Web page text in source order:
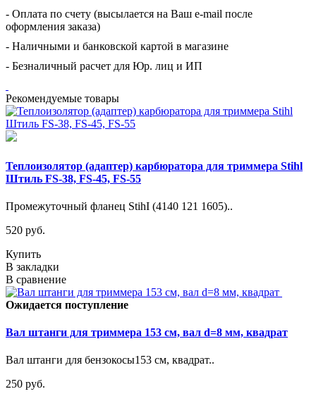
- Оплата по счету (высылается на Ваш e-mail после
оформления заказа)
- Наличными и банковской картой в магазине
- Безналичный расчет для Юр. лиц и ИП
Рекомендуемые товары
Теплоизолятор (адаптер) карбюратора для триммера Stihl
Штиль FS-38, FS-45, FS-55
Промежуточный фланец StihI (4140 121 1605)..
520 руб.
Купить
В закладки
В сравнение
Ожидается поступление
Вал штанги для триммера 153 см, вал d=8 мм, квадрат
Вал штанги для бензокосы153 см, квадрат..
250 руб.